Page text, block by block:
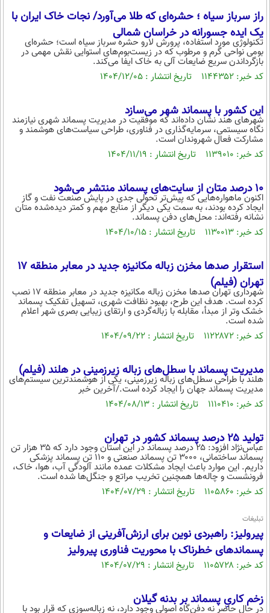
فناوری
گوناگون
حوادث
سلامت
فرهنگی
بین الملل
حیات وحش
سیاست خارجی
روانشناسی
آشپزی
دانلود
راز سرباز سیاه ؛ حشره‌ای که طلا می‌آورد/ نجات خاک ایران با
یک ایده جسورانه در خراسان شمالی
تکنولوژی مورد استفاده، پرورش لارو حشره سرباز سیاه است؛ حشره‌ای
بومی نواحی گرم و مرطوب که در زیست‌بوم‌های استوایی نقش مهمی در
بازگرداندن سریع ضایعات آلی به خاک ایفا می‌کند.
کد خبر: ۱۱۴۴۳۵۲ تاریخ انتشار : ۱۴۰۴/۱۲/۰۵
این کشور با پسماند شهر می‌سازد
شهرهای هند نشان داده‌اند که موفقیت در مدیریت پسماند شهری نیازمند
نگاه سیستمی، سرمایه‌گذاری در فناوری، طراحی سیاست‌های هوشمند و
مشارکت فعال شهروندان است.
کد خبر: ۱۱۳۹۰۱۰ تاریخ انتشار : ۱۴۰۴/۱۱/۱۹
۱۰ درصد متان از سایت‌های پسماند منتشر می‌شود
اکنون ماهواره‌هایی که پیش‌تر تحولی جدی در پایش صنعت نفت و گاز
ایجاد کرده بودند، به سمت یکی دیگر از منابع مهم و کمتر دیده‌شده متان
نشانه رفته‌اند: محل‌های دفن پسماند.
کد خبر: ۱۱۳۰۰۱۳ تاریخ انتشار : ۱۴۰۴/۱۰/۱۵
استقرار صدها مخزن زباله مکانیزه جدید در معابر منطقه ۱۷
تهران (فیلم)
شهرداری تهران صد‌ها مخزن زباله مکانیزه جدید در معابر منطقه ۱۷ نصب
کرده است. هدف این طرح، بهبود نظافت شهری، تسهیل تفکیک پسماند
خشک و‌تر از مبدأ، مقابله با زباله‌گردی و ارتقای زیبایی بصری شهر اعلام
شده است.
کد خبر: ۱۱۲۲۸۷۲ تاریخ انتشار : ۱۴۰۴/۰۹/۲۲
مدیریت پسماند با سطل‌های زباله زیرزمینی در هلند (فیلم)
هلند با طراحی سطل‌های زباله زیرزمینی، یکی از هوشمندترین سیستم‌های
مدیریت پسماند جهان را ایجاد کرده است./آخرین خبر
کد خبر: ۱۱۱۰۴۱۰ تاریخ انتشار : ۱۴۰۴/۰۸/۱۳
تولید ۲۵ درصد پسماند کشور در تهران
عباس‌نژاد افزود: ۲۵ درصد پسماند در این استان وجود دارد که ۳۵ هزار تن
پسماند ساختمانی، ۳۰۰۰ تن پسماند صنعتی و ۱۱۰ تن پسماند پزشکی
داریم. این موارد باعث ایجاد مشکلات عمده مانند آلودگی آب، هوا، خاک،
فرونشست و چاله‌ها همچنین تخریب مراتع و جنگل‌ها شده است.
کد خبر: ۱۱۰۵۸۶۰ تاریخ انتشار : ۱۴۰۴/۰۷/۲۹
تبلیغات
پیرولیز: راهبردی نوین برای ارزش‌آفرینی از ضایعات و
پسماندهای خطرناک با محوریت فناوری پیرولیز
کد خبر: ۱۱۰۵۷۲۸ تاریخ انتشار : ۱۴۰۴/۰۷/۲۹
زخم کاریِ پسماند بر بدنه گیلان
در حال حاضر نه دفن‌گاه اصولی وجود دارد، نه زباله‌سوزی که قرار بود با